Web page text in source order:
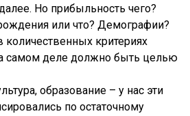
Но прибыльность чего?
или что? Демографии?
критериях
самом деле должно быть целью
образование – у нас эти
по остаточному